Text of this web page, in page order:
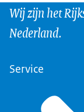
Wij zijn het
Nederland.
Service